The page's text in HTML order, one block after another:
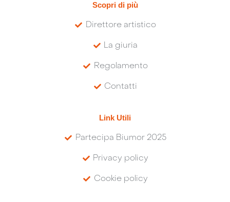
Scopri di più
Direttore artistico
La giuria
Regolamento
Contatti
Link Utili
Partecipa Biumor 2025
Privacy policy
Cookie policy